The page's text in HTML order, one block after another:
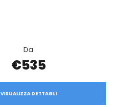
Da
€535
VISUALIZZA DETTAGLI